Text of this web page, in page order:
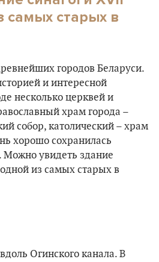
самых старых в
городов Беларуси.
и интересной
несколько церквей и
храм города –
собор, католический – храм
хорошо сохранилась
Можно увидеть здание
из самых старых в
Огинского канала. В